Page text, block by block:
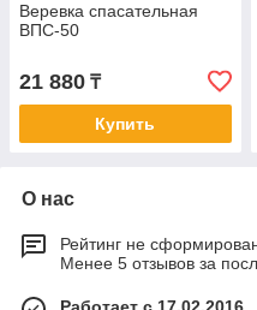
Веревка спасательная
ВПС-50
21 880 ₸
Купить
О нас
Рейтинг не
Менее 5 отзывов за